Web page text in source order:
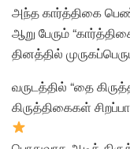
அந்த கார்த்திகை
ஆறு பேரும்
தினத்தில்
வருடத்தில் “தை
கிருத்திகைகள்